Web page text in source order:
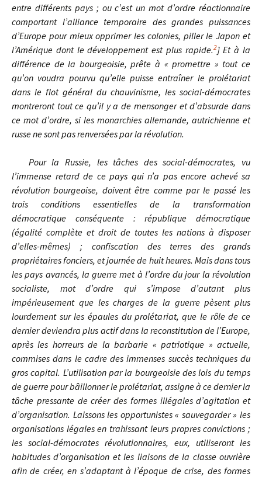
entre différents pays ; ou c’est un mot d’ordre réactionnaire
comportant l’alliance temporaire des grandes puissances
d’Europe pour mieux opprimer les colonies, piller le Japon et
l’Amérique dont le développement est plus rapide.2]Et à la
différence de la bourgeoisie, prête à « promettre » tout ce
qu’on voudra pourvu qu’elle puisse entraîner le prolétariat
dans le flot général du chauvinisme, les social-démocrates
montreront tout ce qu’il y a de mensonger et d’absurde dans
ce mot d’ordre, si les monarchies allemande, autrichienne et
russe ne sont pas renversées par la révolution.
Pour la Russie, les tâches des social-démocrates, vu
l’immense retard de ce pays qui n’a pas encore achevé sa
révolution bourgeoise, doivent être comme par le passé les
trois conditions essentielles de la transformation
démocratique conséquente : république démocratique
(égalité complète et droit de toutes les nations à disposer
d’elles-mêmes) ; confiscation des terres des grands
propriétaires fonciers, et journée de huit heures. Mais dans tous
les pays avancés, la guerre met à l’ordre du jour la révolution
socialiste, mot d’ordre qui s’impose d’autant plus
impérieusement que les charges de la guerre pèsent plus
lourdement sur les épaules du prolétariat, que le rôle de ce
dernier deviendra plus actif dans la reconstitution de l’Europe,
après les horreurs de la barbarie « patriotique » actuelle,
commises dans le cadre des immenses succès techniques du
gros capital. L’utilisation par la bourgeoisie des lois du temps
de guerre pour bâillonner le prolétariat, assigne à ce dernier la
tâche pressante de créer des formes illégales d’agitation et
d’organisation. Laissons les opportunistes « sauvegarder » les
organisations légales en trahissant leurs propres convictions ;
les social-démocrates révolutionnaires, eux, utiliseront les
habitudes d’organisation et les liaisons de la classe ouvrière
afin de créer, en s’adaptant à l’époque de crise, des formes